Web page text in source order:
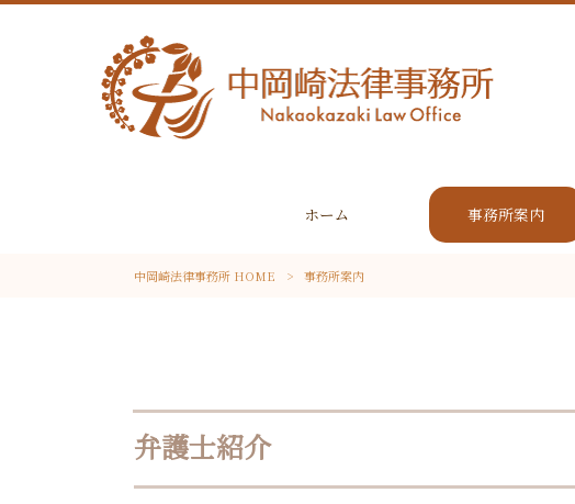
ホーム 事務所案内
中岡崎法律事務所 HOME > 事務所案内
弁護士紹介